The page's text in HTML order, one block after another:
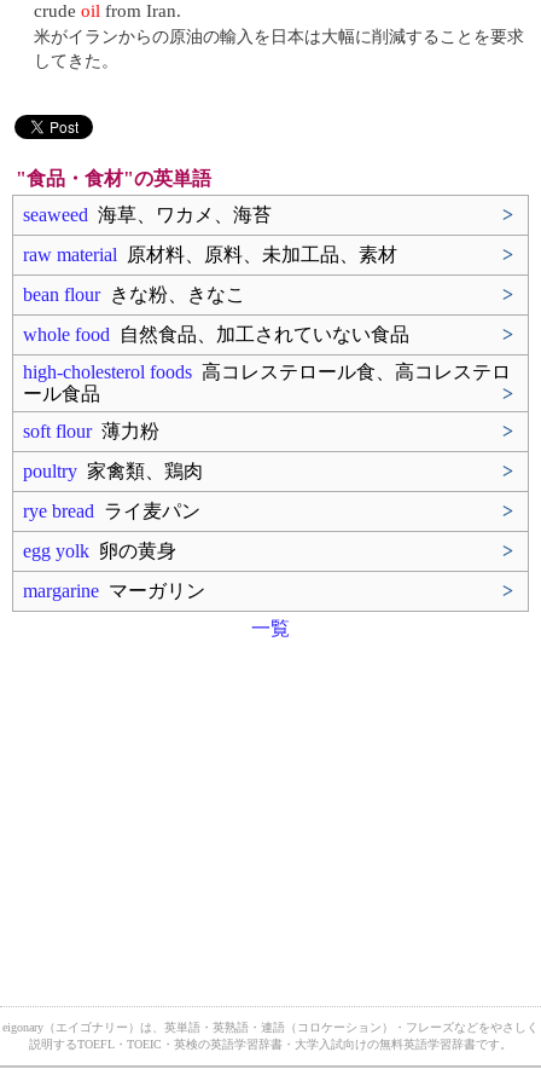
crude oil from Iran.
米がイランからの原油の輸入を日本は大幅に削減することを要求
してきた。
"食品・食材"の英単語
seaweed 海草、ワカメ、海苔
>
raw material 原材料、原料、未加工品、素材
>
bean flourきな粉、きなこ
>
whole food 自然食品、加工されていない食品
>
high-cholesterol foods 高コレステロール食、高コレステロ
ール食品
>
soft flour薄力粉
>
poultry 家禽類、鶏肉
>
rye bread ライ麦パン
>
egg yolk 卵の黄身
>
margarine マーガリン
>
一覧
eigonary（エイゴナリー）は、英単語・英熟語・連語（コロケーション）・フレーズなどをやさしく
説明するTOEFL・TOEIC・英検の英語学習辞書・大学入試向けの無料英語学習辞書です。